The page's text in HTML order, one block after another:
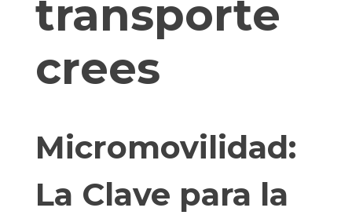
transporte
crees
Micromovilidad:
La Clave para la